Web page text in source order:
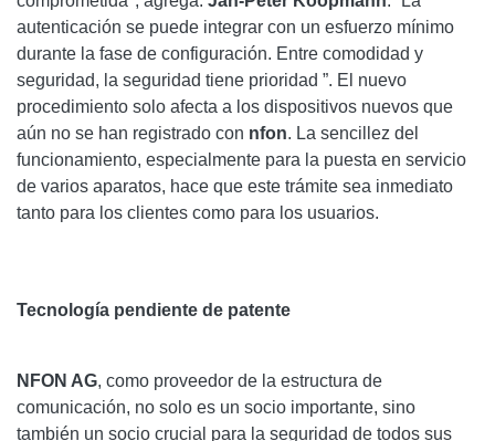
autenticación se puede integrar con un esfuerzo mínimo
durante la fase de configuración. Entre comodidad y
seguridad, la seguridad tiene prioridad ”. El nuevo
procedimiento solo afecta a los dispositivos nuevos que
aún no se han registrado con nfon. La sencillez del
funcionamiento, especialmente para la puesta en servicio
de varios aparatos, hace que este trámite sea inmediato
tanto para los clientes como para los usuarios.
Tecnología pendiente de patente
NFON AG, como proveedor de la estructura de
comunicación, no solo es un socio importante, sino
también un socio crucial para la seguridad de todos sus